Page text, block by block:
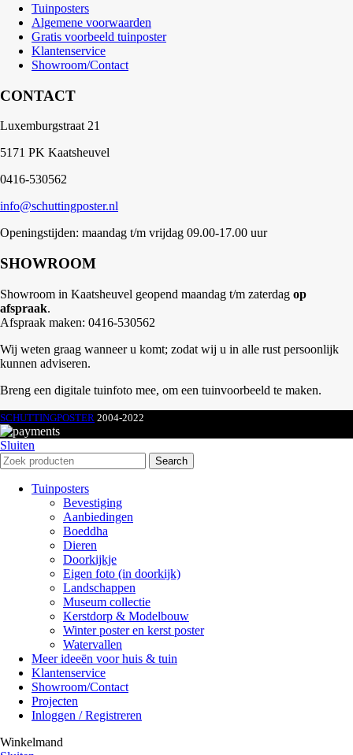
Tuinposters
Algemene voorwaarden
Gratis voorbeeld tuinposter
Klantenservice
Showroom/Contact
CONTACT
Luxemburgstraat 21
5171 PK Kaatsheuvel
0416-530562
info@schuttingposter.nl
Openingstijden: maandag t/m vrijdag 09.00-17.00 uur
SHOWROOM
Showroom in Kaatsheuvel geopend maandag t/m zaterdag op
afspraak.
Afspraak maken: 0416-530562
Wij weten graag wanneer u komt; zodat wij u in alle rust persoonlijk
kunnen adviseren.
Breng een digitale tuinfoto mee, om een tuinvoorbeeld te maken.
SCHUTTINGPOSTER 2004-2022
Sluiten
Search
Tuinposters
Bevestiging
Aanbiedingen
Boeddha
Dieren
Doorkijkje
Eigen foto (in doorkijk)
Landschappen
Museum collectie
Kerstdorp & Modelbouw
Winter poster en kerst poster
Watervallen
Meer ideeën voor huis & tuin
Klantenservice
Showroom/Contact
Projecten
Inloggen / Registreren
Winkelmand